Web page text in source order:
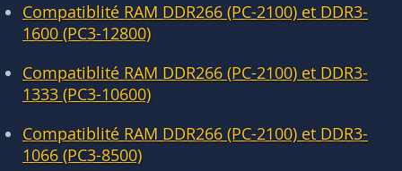
Compatiblité RAM DDR266 (PC-2100) et DDR3-
1600 (PC3-12800)
Compatiblité RAM DDR266 (PC-2100) et DDR3-
1333 (PC3-10600)
Compatiblité RAM DDR266 (PC-2100) et DDR3-
1066 (PC3-8500)